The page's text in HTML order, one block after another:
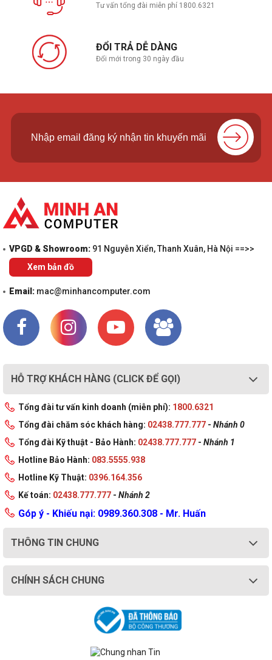
Tư vấn tổng đài miễn phí 1800.6321
ĐỔI TRẢ DỄ DÀNG
Đổi mới trong 30 ngày đầu
VPGD & Showroom: 91 Nguyễn Xiển, Thanh Xuân, Hà Nội ==>>
Xem bản đồ
Email: mac@minhancomputer.com
HỖ TRỢ KHÁCH HÀNG (CLICK ĐỂ GỌI)
Tổng đài tư vấn kinh doanh (miễn phí): 1800.6321
Tổng đài chăm sóc khách hàng: 02438.777.777 - Nhánh 0
Tổng đài Kỹ thuật - Bảo Hành: 02438.777.777 - Nhánh 1
Hotline Bảo Hành: 083.5555.938
Hotline Kỹ Thuật: 0396.164.356
Kế toán: 02438.777.777 - Nhánh 2
Góp ý - Khiếu nại: 0989.360.308 - Mr. Huấn
THÔNG TIN CHUNG
CHÍNH SÁCH CHUNG